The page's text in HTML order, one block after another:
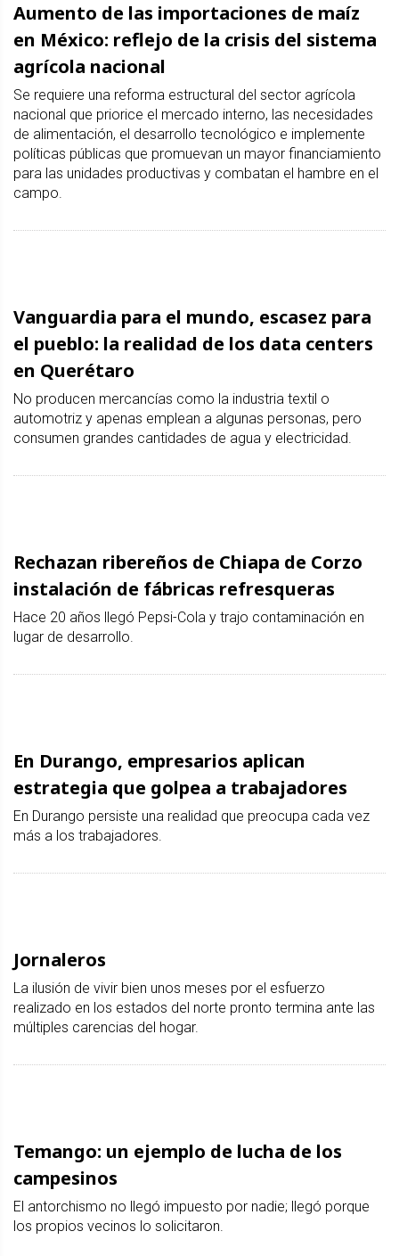
Aumento de las importaciones de maíz
en México: reflejo de la crisis del sistema
agrícola nacional
Se requiere una reforma estructural del sector agrícola
nacional que priorice el mercado interno, las necesidades
de alimentación, el desarrollo tecnológico e implemente
políticas públicas que promuevan un mayor financiamiento
para las unidades productivas y combatan el hambre en el
campo.
Vanguardia para el mundo, escasez para
el pueblo: la realidad de los data centers
en Querétaro
No producen mercancías como la industria textil o
automotriz y apenas emplean a algunas personas, pero
consumen grandes cantidades de agua y electricidad.
Rechazan ribereños de Chiapa de Corzo
instalación de fábricas refresqueras
Hace 20 años llegó Pepsi-Cola y trajo contaminación en
lugar de desarrollo.
En Durango, empresarios aplican
estrategia que golpea a trabajadores
En Durango persiste una realidad que preocupa cada vez
más a los trabajadores.
Jornaleros
La ilusión de vivir bien unos meses por el esfuerzo
realizado en los estados del norte pronto termina ante las
múltiples carencias del hogar.
Temango: un ejemplo de lucha de los
campesinos
El antorchismo no llegó impuesto por nadie; llegó porque
los propios vecinos lo solicitaron.